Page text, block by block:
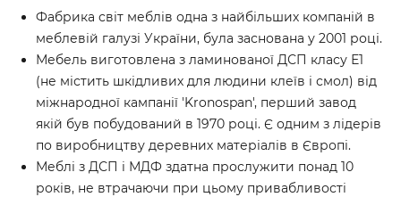
Фабрика світ меблів одна з найбільших компаній в
меблевій галузі України, була заснована у 2001 році.
Мебель виготовлена з ламинованої ДСП класу Е1
(не містить шкідливих для людини клеїв і смол) від
міжнародної кампанії 'Kronospan', перший завод
якій був побудований в 1970 році. Є одним з лідерів
по виробництву деревних матеріалів в Європі.
Меблі з ДСП і МДФ здатна прослужити понад 10
років, не втрачаючи при цьому привабливості